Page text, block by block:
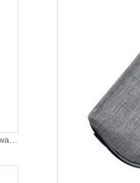
Fabrik Großhandel kosmetische wasserdichte PU Leder Kulturbeutel Organizer Tasche Luxus Make-up Tasche